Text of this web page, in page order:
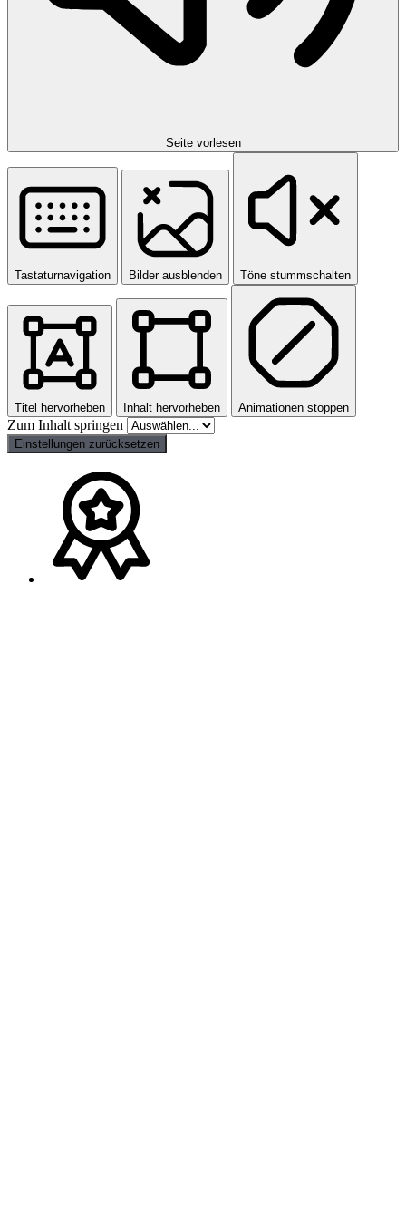
Seite vorlesen
Tastaturnavigation Bilder ausblenden Töne stummschalten
Titel hervorheben Inhalt hervorheben Animationen stoppen
Zum Inhalt springen
Einstellungen zurücksetzen